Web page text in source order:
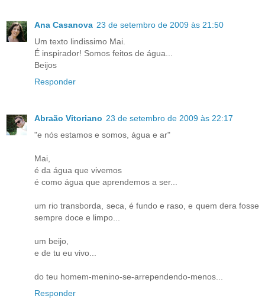
Ana Casanova 23 de setembro de 2009 às 21:50
Um texto lindissimo Mai.
É inspirador! Somos feitos de água...
Beijos
Responder
Abraão Vitoriano 23 de setembro de 2009 às 22:17
"e nós estamos e somos, água e ar"
Mai,
é da água que vivemos
é como água que aprendemos a ser...
um rio transborda, seca, é fundo e raso, e quem dera fosse
sempre doce e limpo...
um beijo,
e de tu eu vivo...
do teu homem-menino-se-arrependendo-menos...
Responder